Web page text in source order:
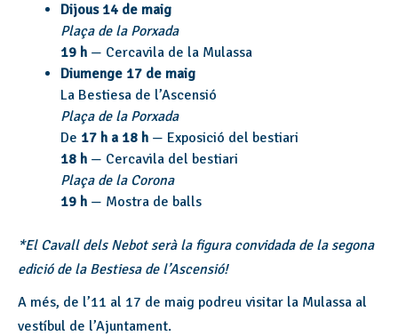
Dijous 14 de maig
Plaça de la Porxada
19 h — Cercavila de la Mulassa
Diumenge 17 de maig
La Bestiesa de l’Ascensió
Plaça de la Porxada
De 17 h a 18 h — Exposició del bestiari
18 h — Cercavila del bestiari
Plaça de la Corona
19 h — Mostra de balls
*El Cavall dels Nebot serà la figura convidada de la segona
edició de la Bestiesa de l’Ascensió!
A més, de l’11 al 17 de maig podreu visitar la Mulassa al
vestíbul de l’Ajuntament.